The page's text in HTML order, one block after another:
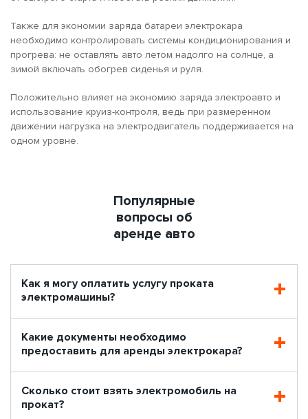
Также для экономии заряда батареи электрокара
необходимо контролировать системы кондиционирования и
прогрева: не оставлять авто летом надолго на солнце, а
зимой включать обогрев сиденья и руля.
Положительно влияет на экономию заряда электроавто и
использование круиз-контроля, ведь при размеренном
движении нагрузка на электродвигатель поддерживается на
одном уровне.
Популярные
вопросы об
аренде авто
Как я могу оплатить услугу проката
электромашины?
Какие документы необходимо
предоставить для аренды электрокара?
Сколько стоит взять электромобиль на
прокат?